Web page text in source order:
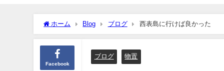
ホーム Blog ブログ 西表島に行けば良かった
Facebook
ブログ 物置